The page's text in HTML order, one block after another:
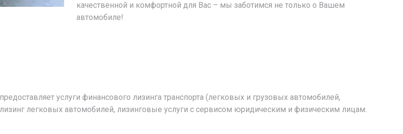
качественной и комфортной для Вас – мы заботимся не только о Вашем
автомобиле!
услуги финансового лизинга транспорта (легковых и грузовых автомобилей,
легковых автомобилей, лизинговые услуги с сервисом юридическим и физическим лицам.